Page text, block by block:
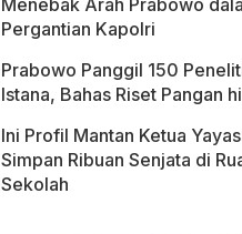
Menebak Arah Prabowo
Pergantian Kapolri
Prabowo Panggil 150
Istana, Bahas Riset Pangan
Ini Profil Mantan Ketua
Simpan Ribuan Senjata di
Sekolah